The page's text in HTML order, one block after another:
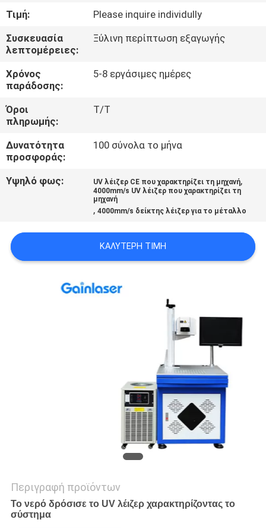
ΜΑΣ
ΕΛΆΤΕ
ΕΠΑΦΉ
ΜΕ
ΖΗΤΉΣΤΕ
ΈΝΑ
ΑΠΌΣΠΑΣΜΑ
PRIVACY
Τιμή:
Please inquire individully
Συσκευασία
λεπτομέρειες:
Ξύλινη περίπτωση εξαγωγής
Χρόνος
παράδοσης:
5-8 εργάσιμες ημέρες
Όροι
πληρωμής:
T/T
Δυνατότητα
προσφοράς:
100 σύνολα το μήνα
Υψηλό φως: UV λέιζερ CE που χαρακτηρίζει τη μηχανή,
4000mm/s UV λέιζερ που χαρακτηρίζει τη
μηχανή
,4000mm/s δείκτης λέιζερ για το μέταλλο
ΚΑΛΎΤΕΡΗ ΤΙΜΉ
Περιγραφή προϊόντων
Το νερό δρόσισε το UV λέιζερ χαρακτηρίζοντας το
σύστημα